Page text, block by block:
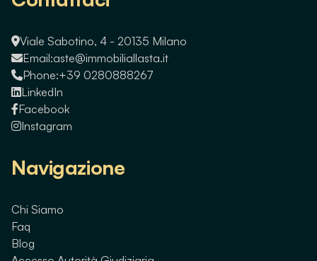
Viale Sabotino, 4 - 20135 Milano
Email:aste@immobiliallasta.it
Phone:+39 0280888267
LinkedIn
Facebook
Instagram
Navigazione
Chi Siamo
Faq
Blog